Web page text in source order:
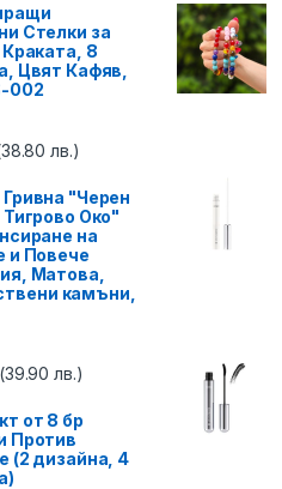
Стелки за
Краката, 8
Цвят Кафяв,
002
лв.)
"Черен
Око"
на
и Повече
Матова,
камъни,
(39.90 лв.)
от 8 бр
Против
(2 дизайна, 4